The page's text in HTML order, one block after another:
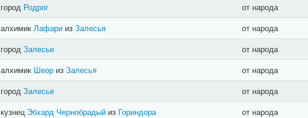
город Родрог от народа
алхимик Лафарииз Залесья от народа
город Залесье от народа
алхимик Шеориз Залесья от народа
город Залесье от народа
кузнец Эбхард Чернобрадыйиз Гориндора от народа